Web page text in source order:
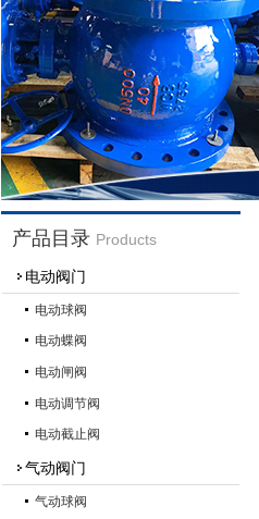
产品目录 Products
电动阀门
电动球阀
电动蝶阀
电动闸阀
电动调节阀
电动截止阀
气动阀门
气动球阀